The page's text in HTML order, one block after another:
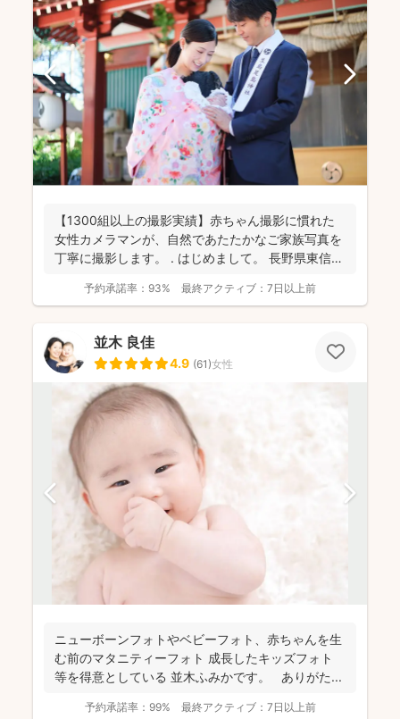
【1300組以上の撮影実績】赤ちゃん撮影に慣れた
女性カメラマンが、自然であたたかなご家族写真を
丁寧に撮影します。 . はじめまして。 長野県東信地
予約承諾率： 93% 最終アクティブ： 7日以上前
並木 良佳
4.9 (61)女性
ニューボーンフォトやベビーフォト、赤ちゃんを生
む前のマタニティーフォト 成長したキッズフォト
等を得意としている 並木ふみかです。 ありがた...
予約承諾率： 99% 最終アクティブ： 7日以上前